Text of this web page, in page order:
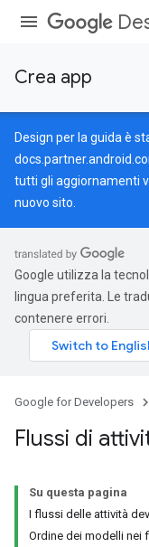
Crea app
Design per la guida è
tutti gli aggiornamenti
nuovo sito.
Google utilizza la
lingua preferita. Le
contenere errori.
Google for Developers
Flussi di
Su questa pagina
I flussi delle attività
Ordine dei modelli nei